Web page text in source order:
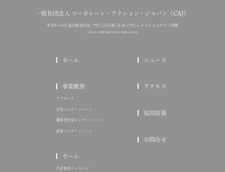
一般社団法人 コーポレート・アクション・ジャパン（CAJ）
〒105-6415 東京都港区虎ノ門1丁目17番1号 虎ノ門ヒルズ ビジネスタワー15階
© 2026 CORPORATE ACTION JAPAN
ホーム
事業概要
アプローチ
企業エンゲージメント
機関投資家エンゲージメント
政策エンゲージメント
チーム
代表理事メッセージ
ニュース
アクセス
採用情報
お問合せ